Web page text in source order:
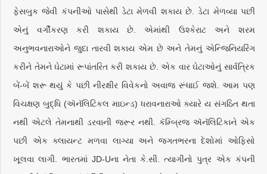
ફેસબુક જેવી કંપનીઓ પાસેથી ડેટા મેળવી શકાય છે. ડેટા મેળવ્યા પછી
એનું વર્ગીકરણ કરી શકાય છે. એમાંથી ઉશ્કેરાટ અને શરમ
અનુભવનારાઓને જુદા તારવી શકાય એમ છે અને તેમનું એન્જિનિયરિંગ
કરીને તેમને ઘેટામાં રૂપાંતરિત કરી શકાય છે. એક વાર ઘેટાઓનું સાર્વત્રિક
બેં-બેં શરૂ થયું કે પછી નીરક્ષીર વિવેકનો અવાજ રૂંધાઈ જશે. આમ પણ
વિચક્ષણ બુદ્ધિ (ઍનૅલિટિકલ માઇન્ડ) ધરાવનારાઓ ક્યારે ય સંગઠિત થતા
નથી એટલે તેમનાથી ડરવાની જરૂર નથી. કૅમ્બ્રિજ ઍનૅલિટિકાને એક
પછી એક ક્લાયન્ટ મળવા લાગ્યા અને જગતભરના દેશોમાં ઓફિસો
ખૂલવા લાગી. ભારતમાં JD-Uના નેતા કે.સી. ત્યાગીનો પુત્ર એક કંપની